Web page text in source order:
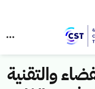
والتقنية